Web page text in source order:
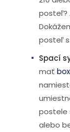
posteľ?
posteľ s
Spací
mať
postele
alebo